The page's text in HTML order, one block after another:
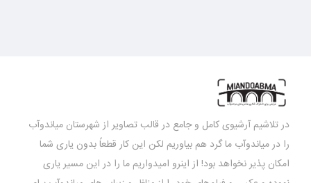
در تلاشیم آرشیوی کامل و جامع در قالب تصاویر از شهرستان میاندوآب
را در میاندوآب ما گرد هم بیاوریم لکن این کار قطعاً بدون یاری شما
امکان پذیر نخواهد بود! از اینرو امیدواریم ما را در این مسیر یاری